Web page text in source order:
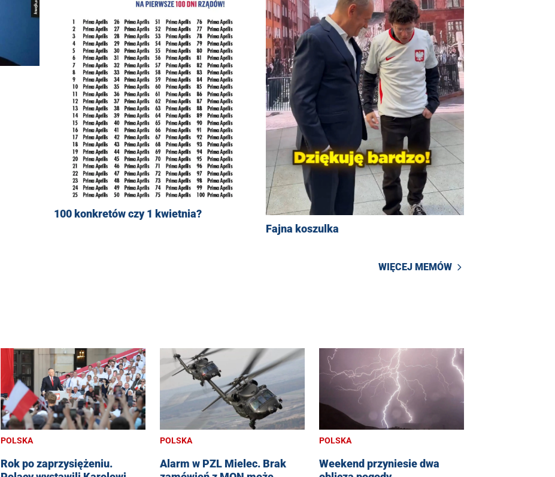
100 konkretów czy 1 kwietnia?
Fajna koszulka
WIĘCEJ MEMÓW
POLSKA
Rok po zaprzysiężeniu.
POLSKA
Alarm w PZL Mielec. Brak
POLSKA
Weekend przyniesie dwa